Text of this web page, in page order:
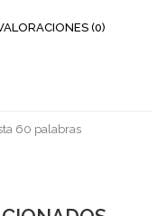
(0)
60 palabras